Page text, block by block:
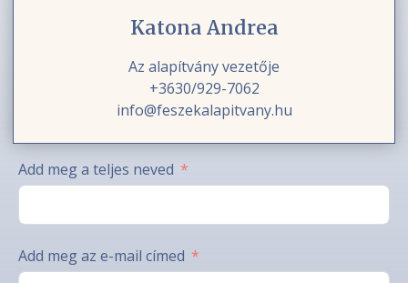
Katona Andrea
Az alapítvány vezetője
+3630/929-7062
info@feszekalapitvany.hu
Add meg a teljes neved
Add meg az e-mail címed